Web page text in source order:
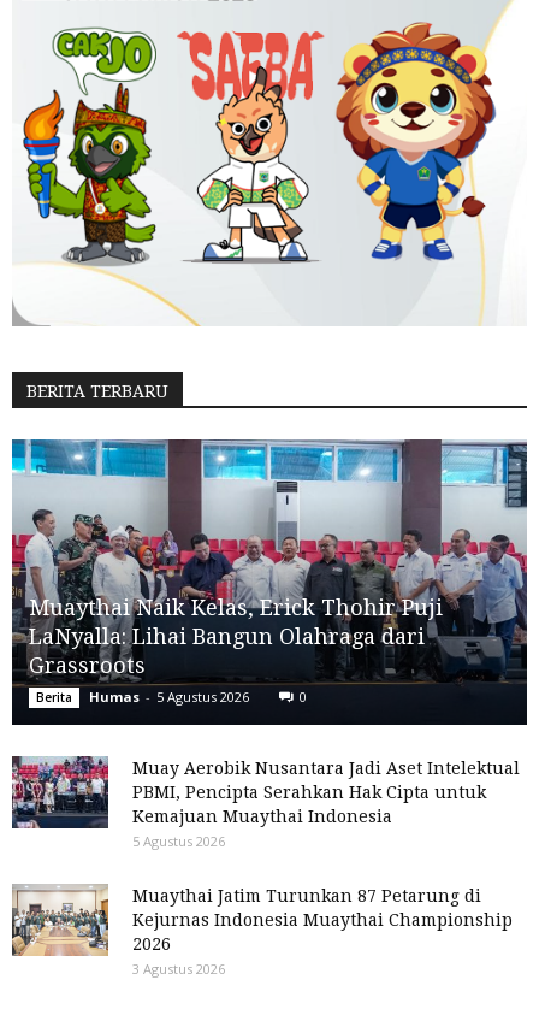
BERITA TERBARU
Muaythai Naik Kelas, Erick Thohir Puji
LaNyalla: Lihai Bangun Olahraga dari
Grassroots
Berita Humas - 5 Agustus 2026 0
Muay Aerobik Nusantara Jadi Aset Intelektual
PBMI, Pencipta Serahkan Hak Cipta untuk
Kemajuan Muaythai Indonesia
5 Agustus 2026
Muaythai Jatim Turunkan 87 Petarung di
Kejurnas Indonesia Muaythai Championship
2026
3 Agustus 2026